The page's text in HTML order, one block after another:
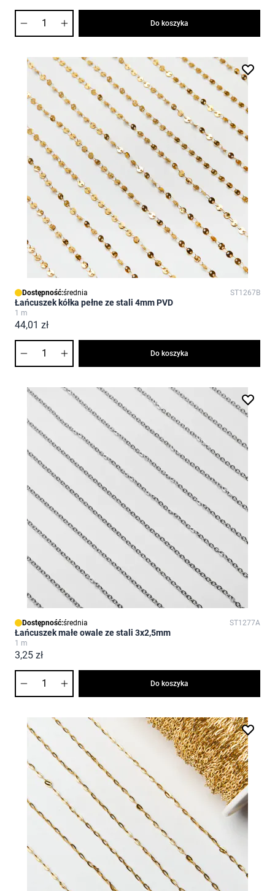
Do koszyka
Dostępność:średnia ST1267B
Łańcuszek kółka pełne ze stali 4mm PVD
1 m
44,01 zł
Do koszyka
Dostępność:średnia ST1277A
Łańcuszek małe owale ze stali 3x2,5mm
1 m
3,25 zł
Do koszyka